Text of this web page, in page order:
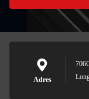
Adres